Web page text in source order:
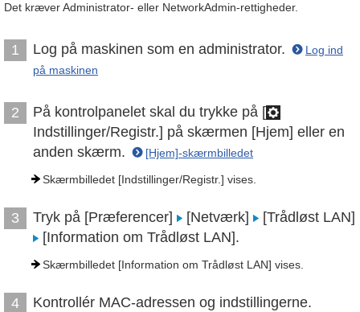
Det kræver Administrator- eller NetworkAdmin-rettigheder.
1 Log på maskinen som en administrator.
Log ind
på maskinen
2
På kontrolpanelet skal du trykke på [
Indstillinger/Registr.] på skærmen [Hjem] eller en
anden skærm.
[Hjem]-skærmbilledet
Skærmbilledet [Indstillinger/Registr.] vises.
3 Tryk på [Præferencer] [Netværk]
[Trådløst LAN]
[Information om Trådløst LAN].
Skærmbilledet [Information om Trådløst LAN] vises.
4 Kontrollér MAC-adressen og indstillingerne.